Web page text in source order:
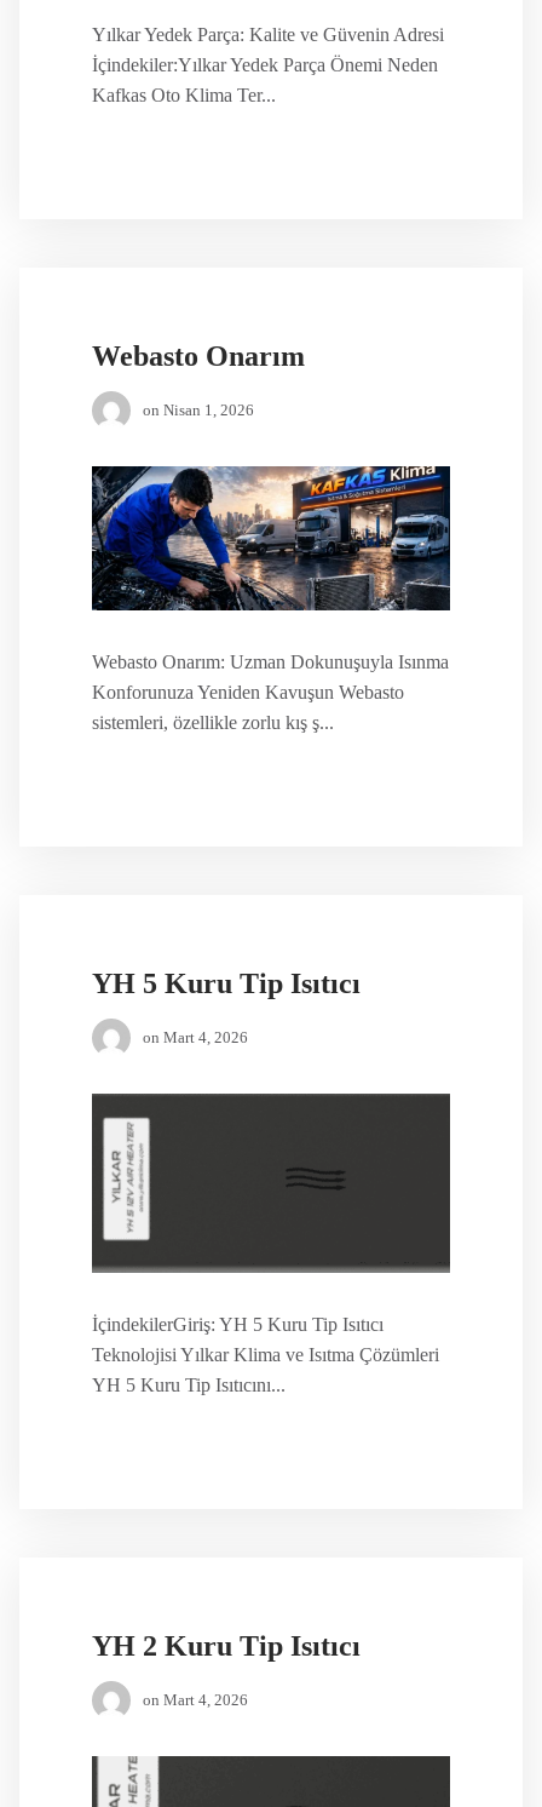
Yılkar Yedek Parça: Kalite ve Güvenin Adresi
İçindekiler:Yılkar Yedek Parça Önemi Neden
Kafkas Oto Klima Ter...
Webasto Onarım
on Nisan 1, 2026
Webasto Onarım: Uzman Dokunuşuyla Isınma
Konforunuza Yeniden Kavuşun Webasto
sistemleri, özellikle zorlu kış ş...
YH 5 Kuru Tip Isıtıcı
on Mart 4, 2026
İçindekilerGiriş: YH 5 Kuru Tip Isıtıcı
Teknolojisi Yılkar Klima ve Isıtma Çözümleri
YH 5 Kuru Tip Isıtıcını...
YH 2 Kuru Tip Isıtıcı
on Mart 4, 2026